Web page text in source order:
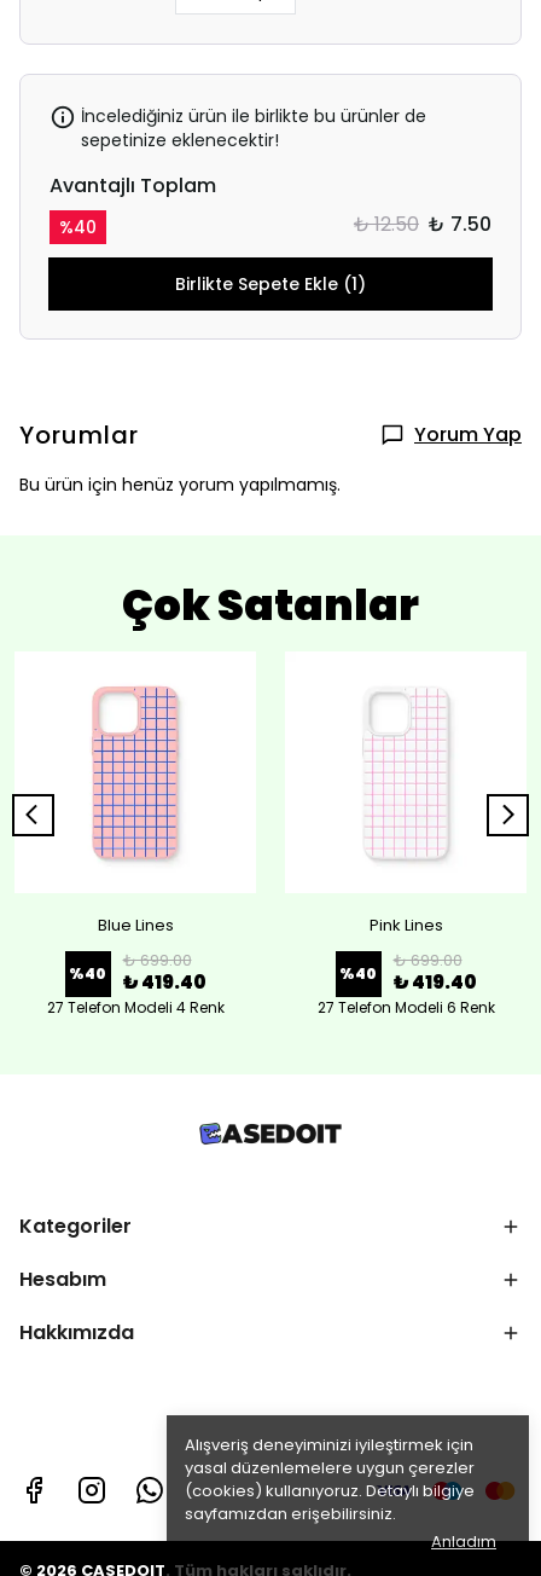
Alışveriş deneyiminizi iyileştirmek için
yasal düzenlemelere uygun çerezler
(cookies) kullanıyoruz. Detaylı bilgiye
sayfamızdan erişebilirsiniz.
Anladım
İncelediğiniz ürün ile birlikte bu ürünler de
sepetinize eklenecektir!
Avantajlı Toplam
%40 ₺ 12.50 ₺ 7.50
Birlikte Sepete Ekle (1)
Yorumlar Yorum Yap
Bu ürün için henüz yorum yapılmamış.
Çok Satanlar
Blue Lines
%40
₺ 699.00
₺ 419.40
27 Telefon Modeli 4 Renk
Pink Lines
%40
₺ 699.00
₺ 419.40
27 Telefon Modeli 6 Renk
Kategoriler
Hesabım
Hakkımızda
© 2026 CASEDOIT. Tüm hakları saklıdır.